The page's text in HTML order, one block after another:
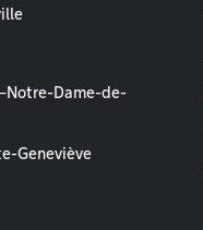
Dame-de-
Geneviève